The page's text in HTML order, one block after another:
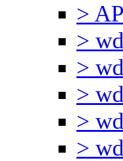
>
>
>
>
>
>